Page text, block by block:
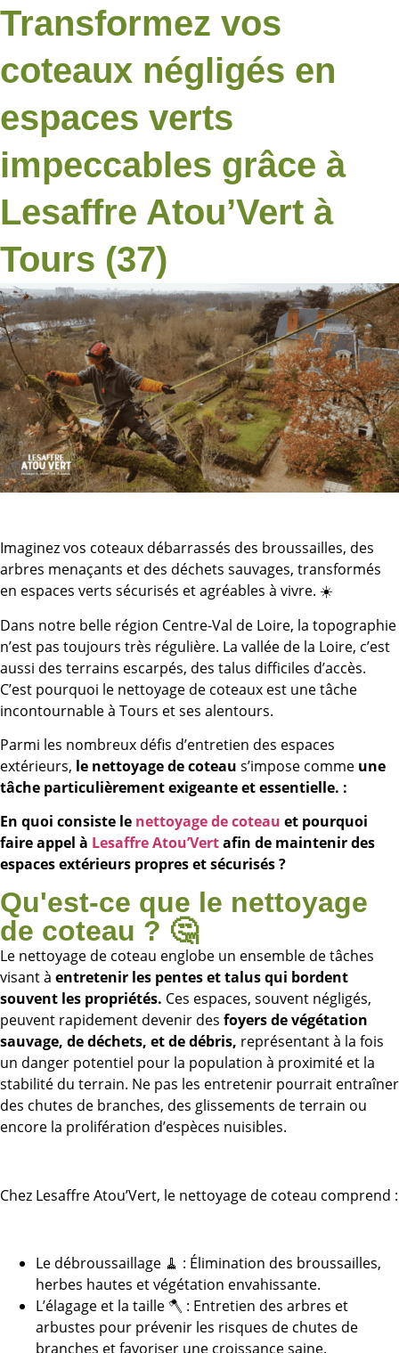
Transformez vos
coteaux négligés en
espaces verts
impeccables grâce à
Lesaffre Atou’Vert à
Tours (37)
Imaginez vos coteaux débarrassés des broussailles, des
arbres menaçants et des déchets sauvages, transformés
en espaces verts sécurisés et agréables à vivre. ☀️
Dans notre belle région Centre-Val de Loire, la topographie
n’est pas toujours très régulière. La vallée de la Loire, c’est
aussi des terrains escarpés, des talus difficiles d’accès.
C’est pourquoi le nettoyage de coteaux est une tâche
incontournable à Tours et ses alentours.
Parmi les nombreux défis d’entretien des espaces
extérieurs, le nettoyage de coteau s’impose comme une
tâche particulièrement exigeante et essentielle. :
En quoi consiste le nettoyage de coteau et pourquoi
faire appel à Lesaffre Atou’Vertafin de maintenir des
espaces extérieurs propres et sécurisés ?
Qu'est-ce que le nettoyage
de coteau ? 🤔
Le nettoyage de coteau englobe un ensemble de tâches
visant à entretenir les pentes et talus qui bordent
souvent les propriétés. Ces espaces, souvent négligés,
peuvent rapidement devenir des foyers de végétation
sauvage, de déchets, et de débris, représentant à la fois
un danger potentiel pour la population à proximité et la
stabilité du terrain. Ne pas les entretenir pourrait entraîner
des chutes de branches, des glissements de terrain ou
encore la prolifération d’espèces nuisibles.
Chez Lesaffre Atou’Vert, le nettoyage de coteau comprend :
Le débroussaillage 🧹 : Élimination des broussailles,
herbes hautes et végétation envahissante.
L’élagage et la taille 🪓 : Entretien des arbres et
arbustes pour prévenir les risques de chutes de
branches et favoriser une croissance saine.